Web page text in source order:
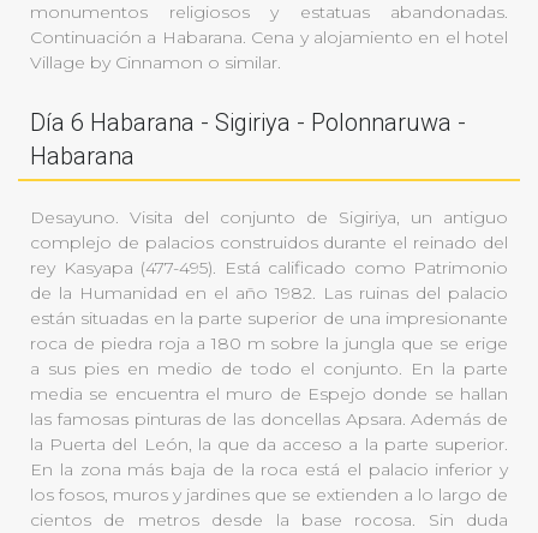
monumentos religiosos y estatuas abandonadas.
Continuación a Habarana. Cena y alojamiento en el hotel
Village by Cinnamon o similar.
Día 6 Habarana - Sigiriya - Polonnaruwa -
Habarana
Desayuno. Visita del conjunto de Sigiriya, un antiguo
complejo de palacios construidos durante el reinado del
rey Kasyapa (477-495). Está calificado como Patrimonio
de la Humanidad en el año 1982. Las ruinas del palacio
están situadas en la parte superior de una impresionante
roca de piedra roja a 180 m sobre la jungla que se erige
a sus pies en medio de todo el conjunto. En la parte
media se encuentra el muro de Espejo donde se hallan
las famosas pinturas de las doncellas Apsara. Además de
la Puerta del León, la que da acceso a la parte superior.
En la zona más baja de la roca está el palacio inferior y
los fosos, muros y jardines que se extienden a lo largo de
cientos de metros desde la base rocosa. Sin duda